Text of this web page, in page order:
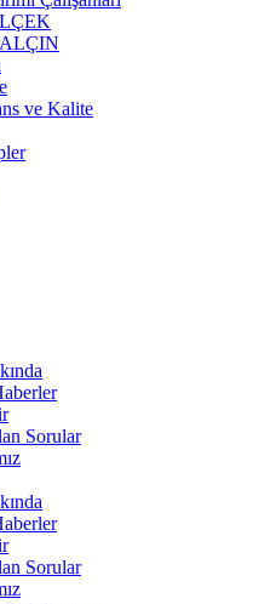
ve Kalite
Sorular
Sorular